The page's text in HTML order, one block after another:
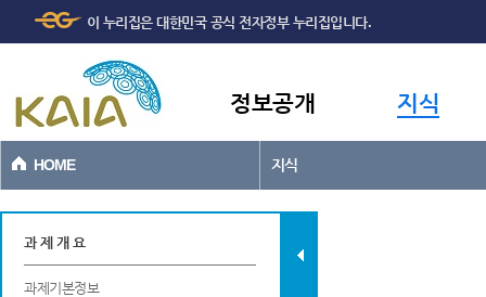
본문바로가기
이 누리집은 대한민국 공식 전자정부 누리집입니다.
정보공개 지식
HOME 지식
과제현황
과 제 개 요
과제기본정보